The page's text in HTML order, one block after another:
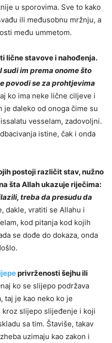
u sporovima. Sve to kako
ili međusobnu mržnju, a
među ummetom.
lične stavove i nahođenja.
I sudi im prema onome što
povodi se za prohtjevima
ko ima neke lične ciljeve i
daleko od onoga čime su
vesselam, zadovoljni.
istine, čak i onda
postoji različit stav, nužno
šta Allah ukazuje riječima:
treba da presudu da
dakle, vratiti se Allahu i
kod pitanja kod kojih
se dođe do dokaza, onda
privrženosti šejhu ili
ko se slijepo podržava
taj je kao neko ko je
slijepo slijeđenje i koji
sa tim. Štaviše, takav
uzimaju kao zakon i